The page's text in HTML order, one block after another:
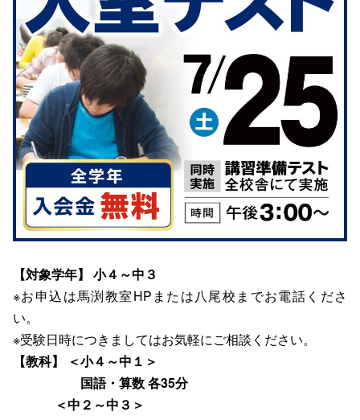
【対象学年】 小４～中３
※お申込は馬渕教室HPまたは八尾校までお電話くださ
い。
※受験日時につきましてはお気軽にご相談ください。
【教科】 ＜小４～中１＞
国語・算数 各35分
＜中２～中３＞